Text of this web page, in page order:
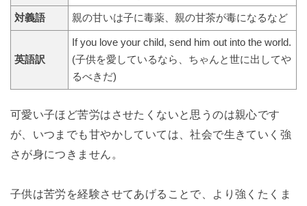
対義語 親の甘いは子に毒薬、親の甘茶が毒になるなど
英語訳
If you love your child, send him out into the world.
(子供を愛しているなら、ちゃんと世に出してや
るべきだ)
可愛い子ほど苦労はさせたくないと思うのは親心です
が、いつまでも甘やかしていては、社会で生きていく強
さが身につきません。
子供は苦労を経験させてあげることで、より強くたくま